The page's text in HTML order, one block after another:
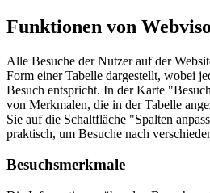
Funktionen von
Alle Besuche der Nutzer auf der
Form einer Tabelle dargestellt, wobei
Besuch entspricht. In der Karte
von Merkmalen, die in der Tabelle
Sie auf die Schaltfläche "Spalten
praktisch, um Besuche nach
Besuchsmerkmale